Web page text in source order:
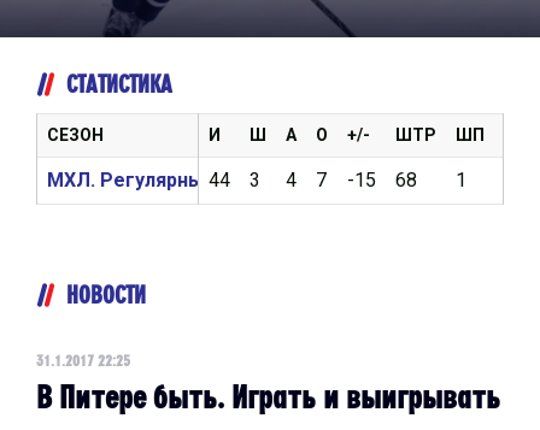
СТАТИСТИКА
И Ш А О +/- ШТР ШП
44 3 4 7 -15 68 1
СЕЗОН
МХЛ. Регулярный чемпионат 2016/2017
НОВОСТИ
31.1.2017 22:25
В Питере быть. Играть и выигрывать